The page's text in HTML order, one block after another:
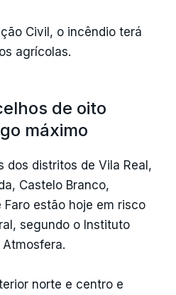
Civil, o incêndio terá
agrícolas.
de oito
máximo
dos distritos de Vila Real,
Castelo Branco,
estão hoje em risco
segundo o Instituto
norte e centro e